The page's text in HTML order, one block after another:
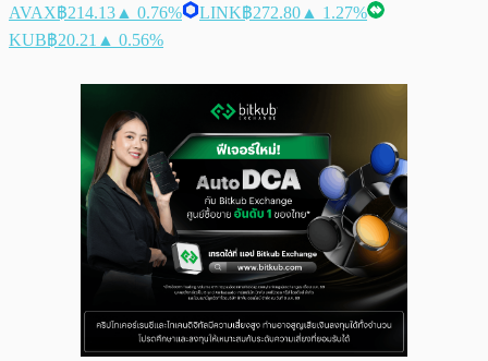
AVAX฿214.13 ▲ 0.76% LINK฿272.80 ▲ 1.27%
KUB฿20.21 ▲ 0.56%